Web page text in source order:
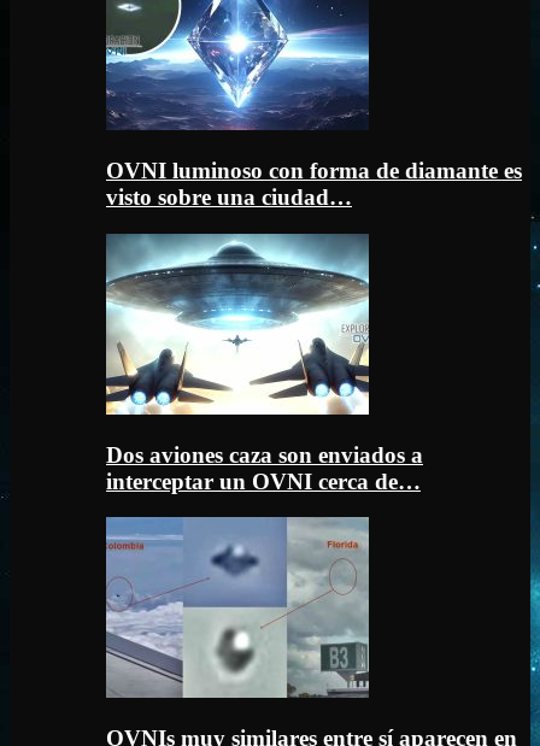
OVNI luminoso con forma de diamante es
visto sobre una ciudad…
Dos aviones caza son enviados a
interceptar un OVNI cerca de…
OVNIs muy similares entre sí aparecen en